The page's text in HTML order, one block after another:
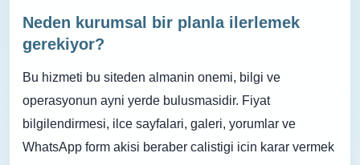
Neden kurumsal bir planla ilerlemek
gerekiyor?
Bu hizmeti bu siteden almanin onemi, bilgi ve
operasyonun ayni yerde bulusmasidir. Fiyat
bilgilendirmesi, ilce sayfalari, galeri, yorumlar ve
WhatsApp form akisi beraber calistigi icin karar vermek